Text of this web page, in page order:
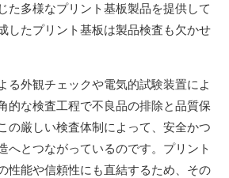
た多様なプリント基板製品を提供して
したプリント基板は製品検査も欠かせ
る外観チェックや電気的試験装置によ
的な検査工程で不良品の排除と品質保
の厳しい検査体制によって、安全かつ
へとつながっているのです。プリント
性能や信頼性にも直結するため、その